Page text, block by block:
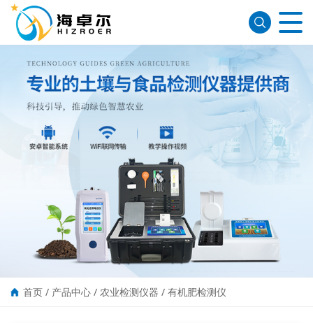
首页 / 产品中心 / 农业检测仪器 / 有机肥检测仪